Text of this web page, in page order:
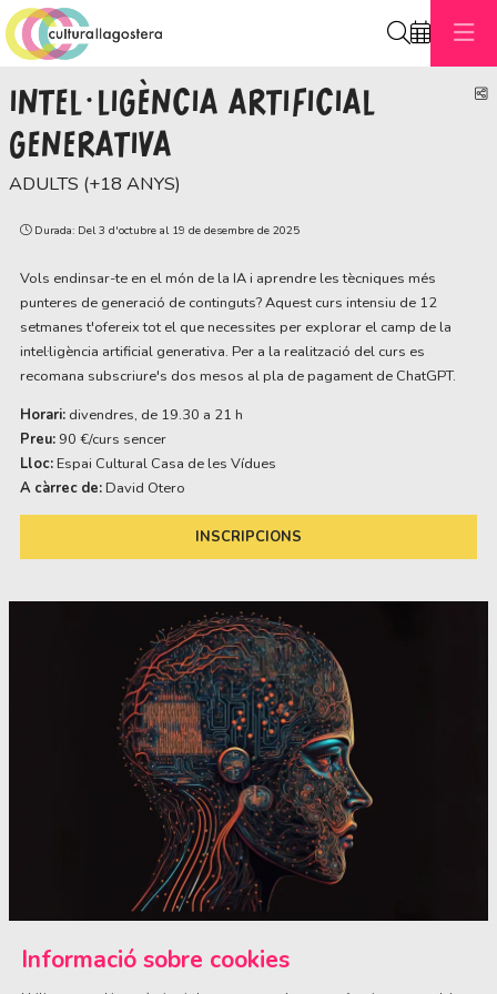
INTEL·LIGÈNCIA ARTIFICIAL
GENERATIVA
ADULTS (+18 ANYS)
Durada: Del 3 d'octubre al 19 de desembre de 2025
Vols endinsar-te en el món de la IA i aprendre les tècniques més
punteres de generació de continguts? Aquest curs intensiu de 12
setmanes t'ofereix tot el que necessites per explorar el camp de la
intel·ligència artificial generativa. Per a la realització del curs es
recomana subscriure's dos mesos al pla de pagament de ChatGPT.
Horari: divendres, de 19.30 a 21 h
Preu: 90 €/curs sencer
Lloc: Espai Cultural Casa de les Vídues
A càrrec de: David Otero
INSCRIPCIONS
Informació sobre cookies